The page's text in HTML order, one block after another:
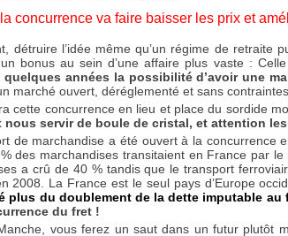
la concurrence va faire baisser les prix et
détruire l’idée même qu’un régime de
bonus au sein d’une affaire plus vaste :
années la possibilité d’avoir une
marché ouvert, déréglementé et sans contraintes.
cette concurrence en lieu et place du sordide
servir de boule de cristal, et attention
de marchandise a été ouvert à la concurrence
des marchandises transitaient en France par
a crû de 40 % tandis que le transport
2008. La France est le seul pays d’Europe
plus du doublement de la dette imputable au
du fret !
vous ferez un saut dans un futur plutôt